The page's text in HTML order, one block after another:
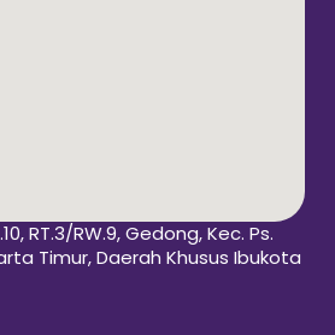
RT.3/RW.9, Gedong, Kec. Ps.
Timur, Daerah Khusus Ibukota